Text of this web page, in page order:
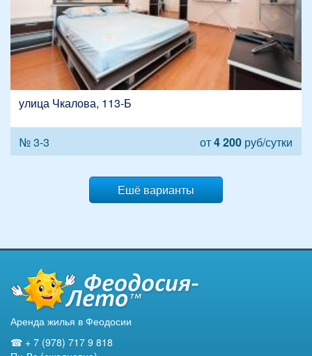
улица Чкалова, 113-Б
№ 3-3 от4 200 руб/сутки
Ешё варианты
Аренда жилья в Феодосии
☎ + 7 (978) 717 9 818